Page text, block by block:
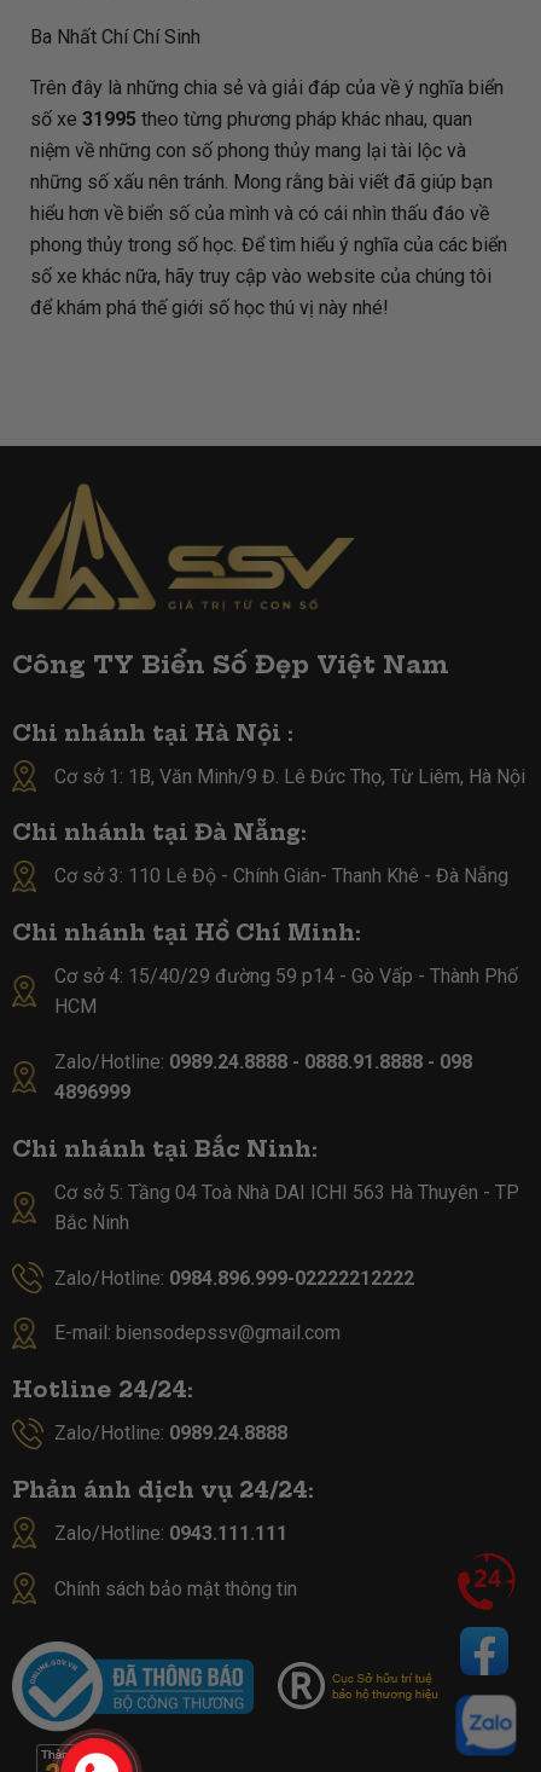
Ba Nhất Chí Chí Sinh
Trên đây là những chia sẻ và giải đáp của về ý nghĩa biển
số xe 31995 theo từng phương pháp khác nhau, quan
niệm về những con số phong thủy mang lại tài lộc và
những số xấu nên tránh. Mong rằng bài viết đã giúp bạn
hiểu hơn về biển số của mình và có cái nhìn thấu đáo về
phong thủy trong số học. Để tìm hiểu ý nghĩa của các biển
số xe khác nữa, hãy truy cập vào website của chúng tôi
để khám phá thế giới số học thú vị này nhé!
Công TY Biển Số Đẹp Việt Nam
Chi nhánh tại Hà Nội :
Cơ sở 1: 1B, Văn Minh/9 Đ. Lê Đức Thọ, Từ Liêm, Hà Nội
Chi nhánh tại Đà Nẵng:
Cơ sở 3: 110 Lê Độ - Chính Gián- Thanh Khê - Đà Nẵng
Chi nhánh tại Hồ Chí Minh:
Cơ sở 4: 15/40/29 đường 59 p14 - Gò Vấp - Thành Phố
HCM
Zalo/Hotline: 0989.24.8888 - 0888.91.8888 - 098
4896999
Chi nhánh tại Bắc Ninh:
Cơ sở 5: Tầng 04 Toà Nhà DAI ICHI 563 Hà Thuyên - TP
Bắc Ninh
Zalo/Hotline: 0984.896.999-02222212222
E-mail: biensodepssv@gmail.com
Hotline 24/24:
Zalo/Hotline: 0989.24.8888
Phản ánh dịch vụ 24/24:
Zalo/Hotline: 0943.111.111
Chính sách bảo mật thông tin